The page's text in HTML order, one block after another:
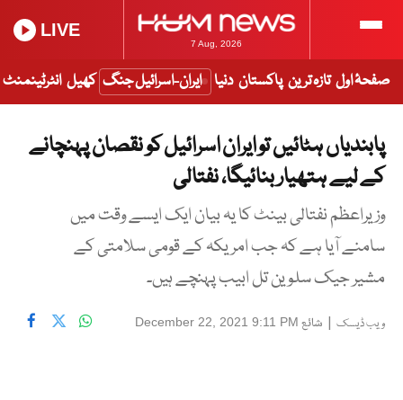
7 Aug, 2026
LIVE
صفحۂ اول تازہ ترین پاکستان دنیا ایران-اسرائیل جنگ کھیل انٹرٹینمنٹ
پابندیاں ہٹائیں تو ایران اسرائیل کو نقصان پہنچانے
کے لیے ہتھیار بنائیگا، نفتالی
وزیراعظم نفتالی بینٹ کا یہ بیان ایک ایسے وقت میں
سامنے آیا ہے کہ جب امریکہ کے قومی سلامتی کے
مشیر جیک سلوین تل ابیب پہنچے ہیں۔
ویب ڈیسک | شائع December 22, 2021 9:11 PM